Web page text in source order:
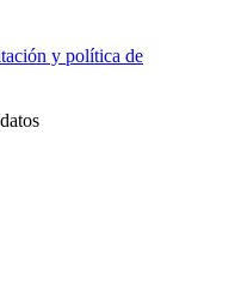
y política de